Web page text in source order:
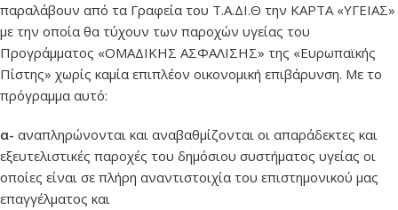
παραλάβουν από τα Γραφεία του Τ.Α.ΔΙ.Θ την ΚΑΡΤΑ «ΥΓΕΙΑΣ»
με την οποία θα τύχουν των παροχών υγείας του
Προγράμματος «ΟΜΑΔΙΚΗΣ ΑΣΦΑΛΙΣΗΣ» της «Ευρωπαϊκής
Πίστης» χωρίς καμία επιπλέον οικονομική επιβάρυνση. Με το
πρόγραμμα αυτό:
α- αναπληρώνονται και αναβαθμίζονται οι απαράδεκτες και
εξευτελιστικές παροχές του δημόσιου συστήματος υγείας οι
οποίες είναι σε πλήρη αναντιστοιχία του επιστημονικού μας
επαγγέλματος και